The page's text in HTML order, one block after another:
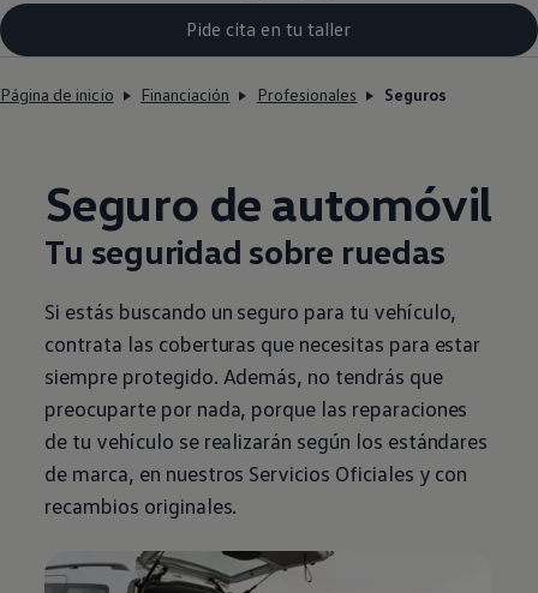
Pide cita en tu taller
Página de inicio Financiación Profesionales Seguros
Seguro de automóvil
Tu seguridad sobre ruedas
Si estás buscando un seguro para tu vehículo,
contrata las coberturas que necesitas para estar
siempre protegido. Además, no tendrás que
preocuparte por nada, porque las reparaciones
de tu vehículo se realizarán según los estándares
de marca, en nuestros Servicios Oficiales y con
recambios originales.